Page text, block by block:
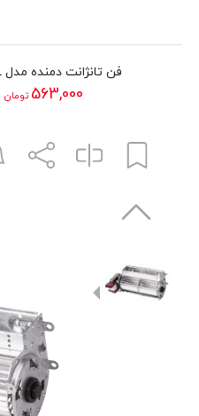
فن تانژانت دمنده مدل DTG-L
563,000 تومان